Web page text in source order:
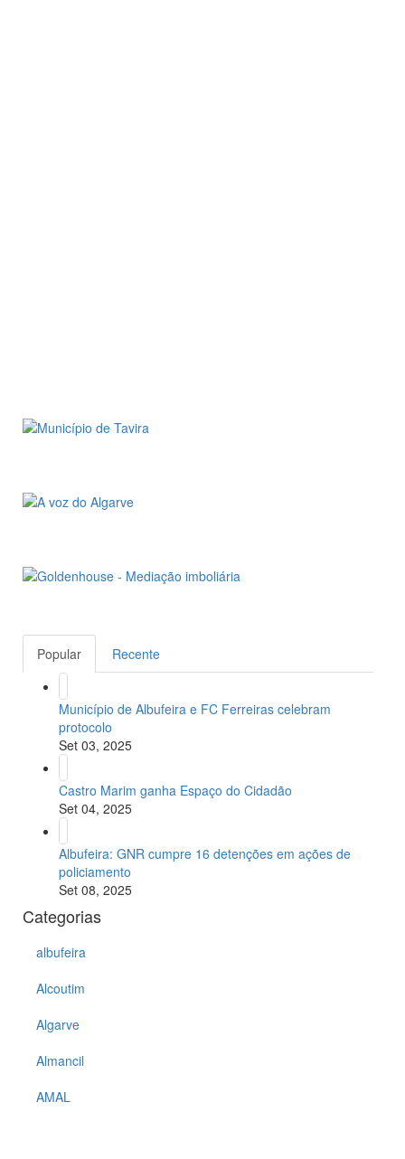
Popular Recente
Município de Albufeira e FC Ferreiras celebram
protocolo
Set 03, 2025
Castro Marim ganha Espaço do Cidadão
Set 04, 2025
Albufeira: GNR cumpre 16 detenções em ações de
policiamento
Set 08, 2025
Categorias
albufeira
Alcoutim
Algarve
Almancil
AMAL